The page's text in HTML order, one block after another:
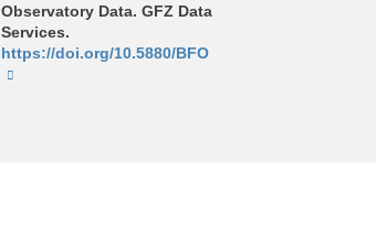
Observatory Data. GFZ Data
Services.
https://doi.org/10.5880/BFO